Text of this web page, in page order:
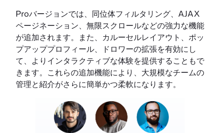
Proバージョンでは、同位体フィルタリング、AJAX
ページネーション、無限スクロールなどの強力な機能
が追加されます。また、カルーセルレイアウト、ポッ
プアッププロフィール、ドロワーの拡張を有効にし
て、よりインタラクティブな体験を提供することもで
きます。これらの追加機能により、大規模なチームの
管理と紹介がさらに簡単かつ柔軟になります。